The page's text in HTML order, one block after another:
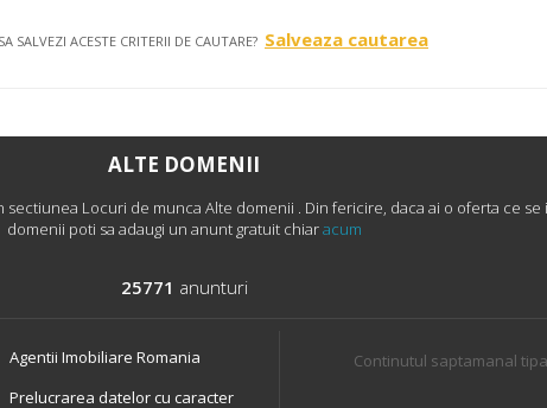
SALVEZI ACESTE CRITERII DE CAUTARE? Salveaza cautarea
ALTE DOMENII
Locuri de munca Alte domenii . Din fericire, daca ai o oferta ce se
domenii poti sa adaugi un anunt gratuit chiaracum
25771 anunturi
Agentii Imobiliare Romania
Prelucrarea datelor cu caracter
Continutul saptamanal